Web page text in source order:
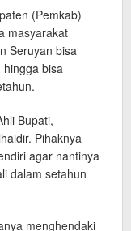
(Pemkab)
masyarakat
Seruyan bisa
hingga bisa
Bupati,
Pihaknya
agar nantinya
dalam setahun
menghendaki